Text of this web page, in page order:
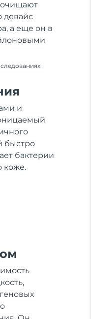
очищают
девайс
а еще он в
и
быстро
бактерии
коже.